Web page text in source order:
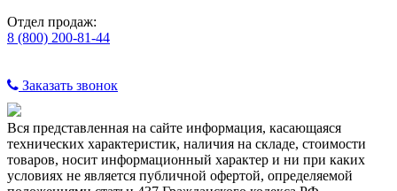
Отдел продаж:
8 (800) 200-81-44
Заказать звонок
Вся представленная на сайте информация, касающаяся
технических характеристик, наличия на складе, стоимости
товаров, носит информационный характер и ни при каких
условиях не является публичной офертой, определяемой